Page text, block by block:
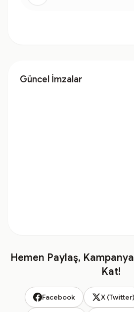
Güncel İmzalar
Hemen Paylaş,
Kat!
Facebook X (Twitter)